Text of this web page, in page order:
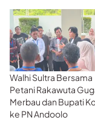
Walhi Sultra Bersama
Petani Rakawuta
Merbau dan Bupati
ke PN Andoolo